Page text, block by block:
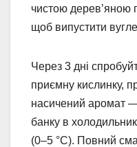
чистою дерев’яною
щоб випустити
Через 3 дні
приємну кислинку,
насичений аромат
банку в
(0–5 °C). Повний